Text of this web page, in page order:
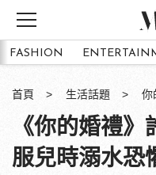
FASHION
首頁 生活話題 你
《你的婚禮
服兒時溺水恐